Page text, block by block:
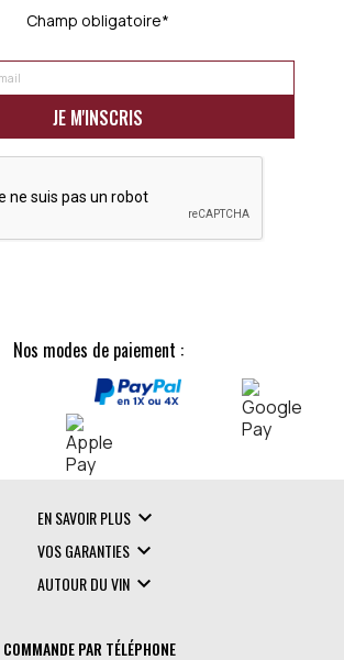
Champ obligatoire*
Nos modes de paiement :
EN SAVOIR PLUS 
VOS GARANTIES 
AUTOUR DU VIN 
COMMANDE PAR TÉLÉPHONE